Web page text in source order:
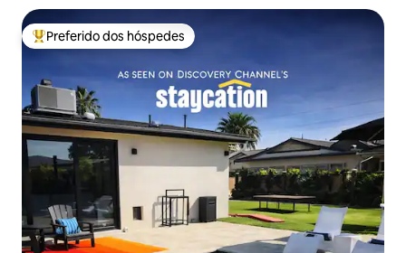
Entre os melhores preferidos dos hóspedes
Preferido dos hóspedes